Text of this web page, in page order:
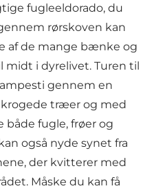
fugleeldorado, du
rørskoven kan
af de mange bænke og
midt i dyrelivet. Turen til
gennem en
træer og med
både fugle, frøer og
også nyde synet fra
der kvitterer med
Måske du kan få